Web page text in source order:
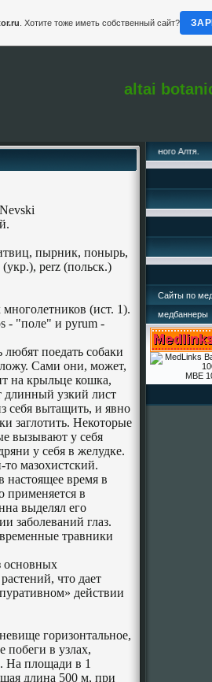
altai
Nevski
пырник, понырь,
perz (польск.)
(ист. 1).
- "поле" и pyrum -
поедать собаки
Сами они, может,
на крыльце кошка,
длинный узкий лист
себя вытащить, и явно
заглотить. Некоторые
вызывают у себя
у себя в желудке.
мазохистский.
настоящее время в
применяется в
выделял его
заболеваний глаз.
травники
основных
что дает
действии
горизонтальное,
побеги в узлах,
На площади в 1
длина 500 м, при
Сайты по
медбаннеры
MBE
. Хотите тоже иметь собственный сайт?